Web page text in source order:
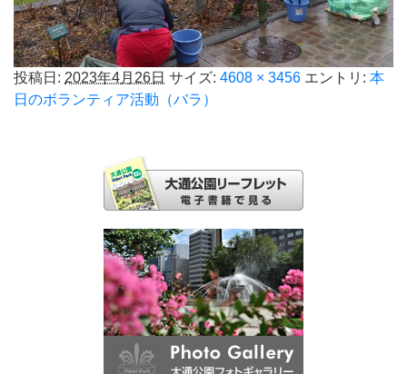
投稿日: 2023年4月26日 サイズ: 4608 × 3456 エントリ: 本
日のボランティア活動（バラ）